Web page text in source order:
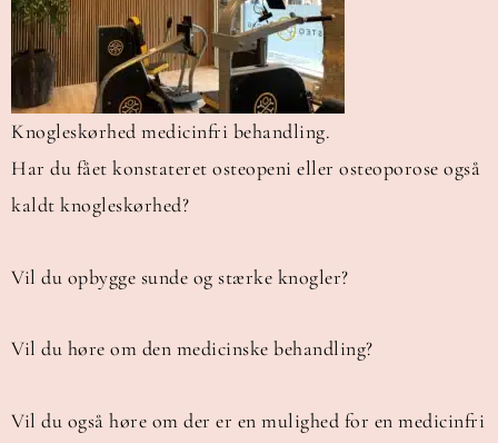
Knogleskørhed medicinfri behandling.
Har du fået konstateret osteopeni eller osteoporose også
kaldt knogleskørhed?
Vil du opbygge sunde og stærke knogler?
Vil du høre om den medicinske behandling?
Vil du også høre om der er en mulighed for en medicinfri